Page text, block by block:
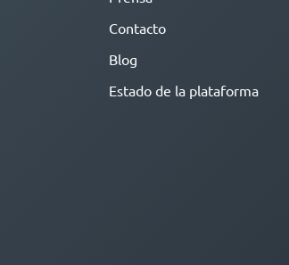
Contacto
Blog
Estado de la plataforma